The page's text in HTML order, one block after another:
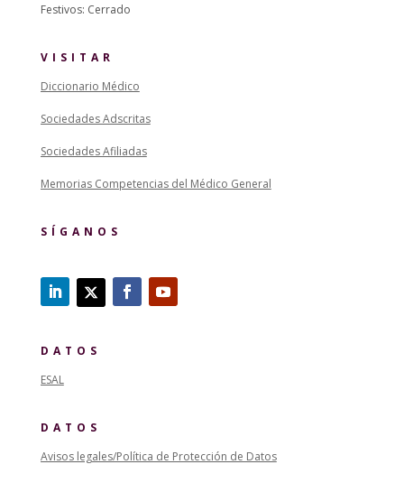
Festivos: Cerrado
VISITAR
Diccionario Médico
Sociedades Adscritas
Sociedades Afiliadas
Memorias Competencias del Médico General
SÍGANOS
DATOS
ESAL
DATOS
Avisos legales/Política de Protección de Datos